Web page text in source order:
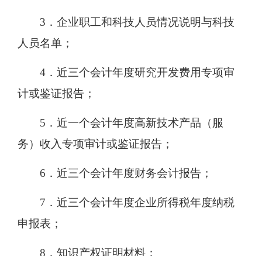
3．企业职工和科技人员情况说明与科技
人员名单；
4．近三个会计年度研究开发费用专项审
计或鉴证报告；
5．近一个会计年度高新技术产品（服
务）收入专项审计或鉴证报告；
6．近三个会计年度财务会计报告；
7．近三个会计年度企业所得税年度纳税
申报表；
8．知识产权证明材料；